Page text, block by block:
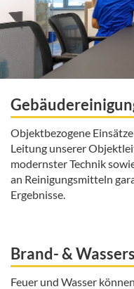
Objektbezogene
Leitung unserer
modernster Technik
an Reinigungsmitteln
Ergebnisse.
Brand- &
Feuer und Wasser